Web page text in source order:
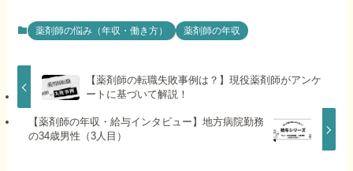
薬剤師の悩み（年収・働き方） 薬剤師の年収
【薬剤師の転職失敗事例は？】現役薬剤師がアンケ
ートに基づいて解説！
【薬剤師の年収・給与インタビュー】地方病院勤務
の34歳男性（3人目）